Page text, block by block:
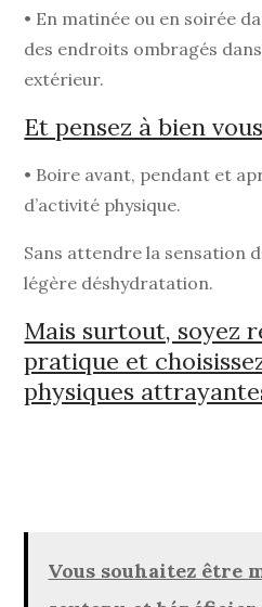
• En matinée ou en soirée
des endroits ombragés
extérieur.
Et pensez à bien
• Boire avant, pendant et
d’activité physique.
Sans attendre la sensation
légère déshydratation.
Mais surtout, soyez
pratique et
physiques
Vous souhaitez être